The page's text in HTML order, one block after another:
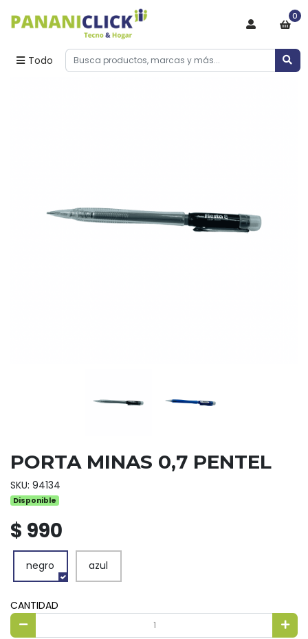
Todo
0
PORTA MINAS 0,7 PENTEL
SKU: 94134
Disponible
$ 990
negro azul
CANTIDAD